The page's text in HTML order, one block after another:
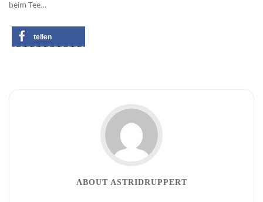
beim Tee…
teilen
ABOUT ASTRIDRUPPERT